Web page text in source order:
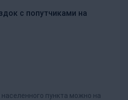
с попутчиками на
пункта можно на